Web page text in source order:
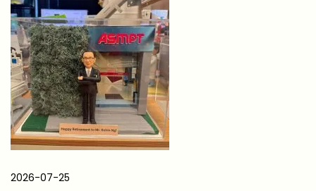
的
真
實
狀
態
》
1
0
2026-07-25